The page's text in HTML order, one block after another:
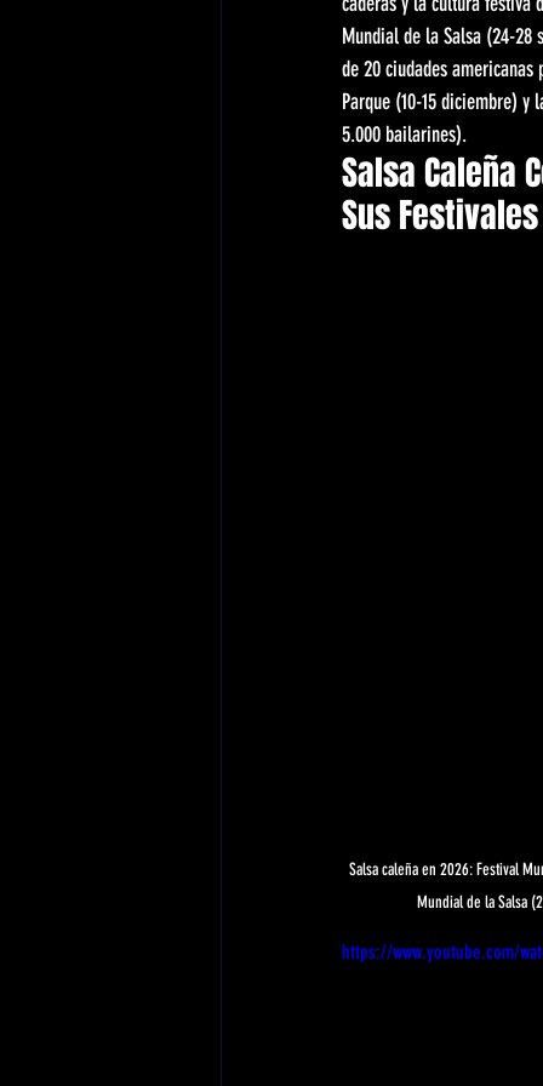
Mundial de la Salsa (24-28
de 20 ciudades
Parque (10-15 diciembre)
5.000 bailarines).
Salsa Caleña
Sus Festivales
Salsa caleña en 2026: Festival
Mundial de la Salsa
https://www.youtube.com/